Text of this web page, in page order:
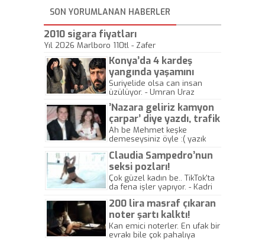
SON YORUMLANAN HABERLER
2010 sigara fiyatları
Yıl 2026 Marlboro 110tl - Zafer
Konya’da 4 kardeş
yangında yaşamını
yitirdi
Suriyelide olsa can insan
üzülüyor. - Umran Uraz
’Nazara geliriz kamyon
çarpar’ diye yazdı, trafik
kazasında öldü!
Ah be Mehmet keşke
demeseysiniz öyle :( yazık
Claudia Sampedro’nun
seksi pozları!
Çok güzel kadın be.. TikTok'ta
da fena işler yapıyor. - Kadri
200 lira masraf çıkaran
noter şartı kalktı!
Kan emici noterler. En ufak bir
evrakı bile çok pahalıya